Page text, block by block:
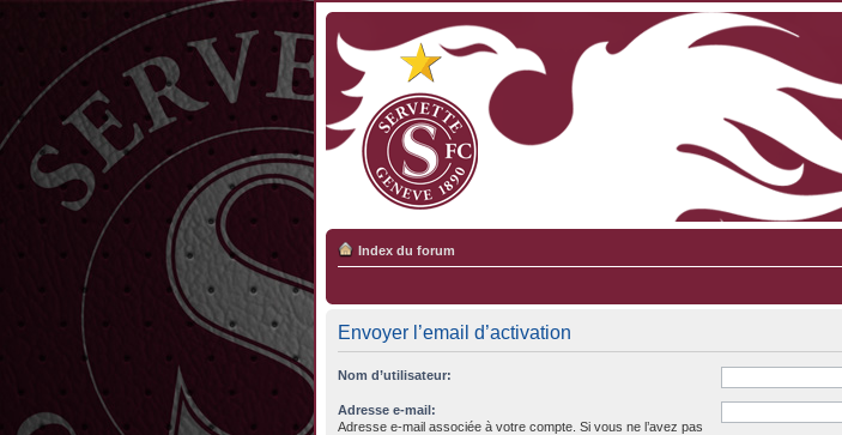
Index du forum
Envoyer l’email d’activation
Nom d’utilisateur:
Adresse e-mail:
Adresse e-mail associée à votre compte. Si vous ne l’avez pas